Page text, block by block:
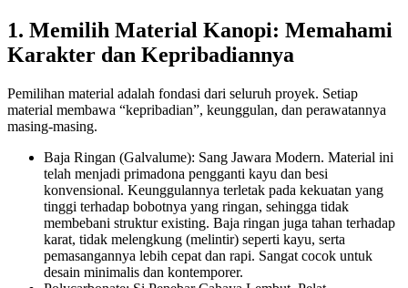
1. Memilih Material Kanopi: Memahami
Karakter dan Kepribadiannya
Pemilihan material adalah fondasi dari seluruh proyek. Setiap
material membawa “kepribadian”, keunggulan, dan perawatannya
masing-masing.
Baja Ringan (Galvalume): Sang Jawara Modern. Material ini
telah menjadi primadona pengganti kayu dan besi
konvensional. Keunggulannya terletak pada kekuatan yang
tinggi terhadap bobotnya yang ringan, sehingga tidak
membebani struktur existing. Baja ringan juga tahan terhadap
karat, tidak melengkung (melintir) seperti kayu, serta
pemasangannya lebih cepat dan rapi. Sangat cocok untuk
desain minimalis dan kontemporer.